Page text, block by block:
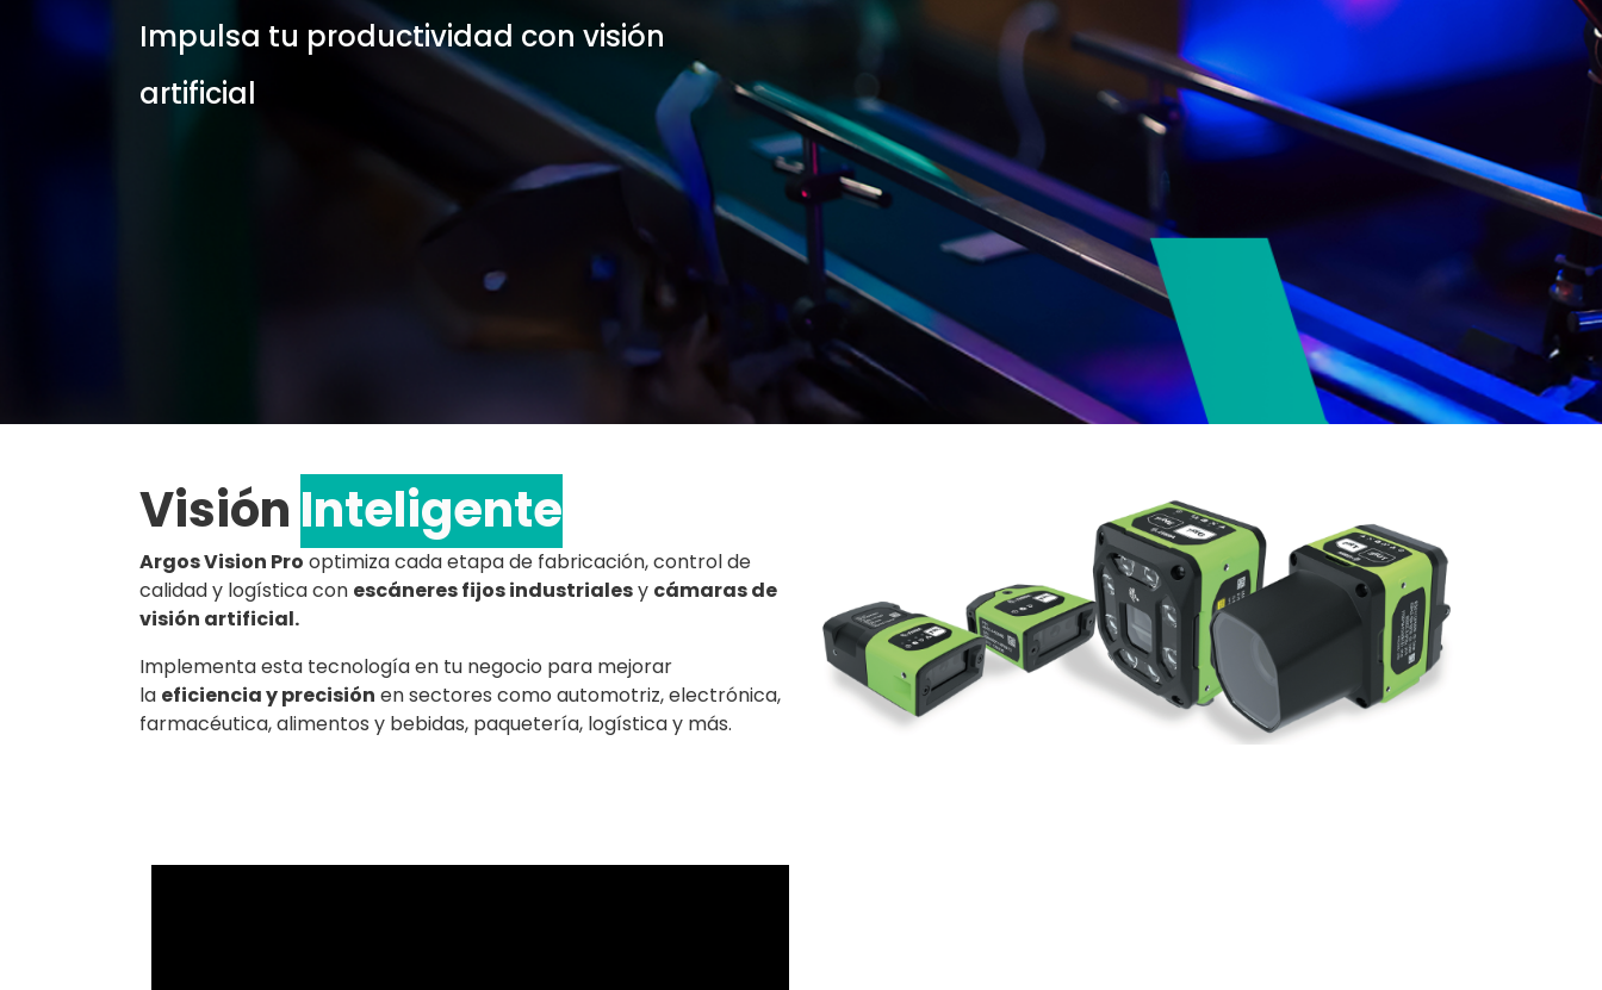
Impulsa tu productividad con visión
artificial
Visión Inteligente
Argos Vision Pro optimiza cada etapa de fabricación, control de
calidad y logística con escáneres fijos industrialesy cámaras de
visión artificial.
Implementa esta tecnología en tu negocio para mejorar
la eficiencia y precisión en sectores como automotriz, electrónica,
farmacéutica, alimentos y bebidas, paquetería, logística y más.